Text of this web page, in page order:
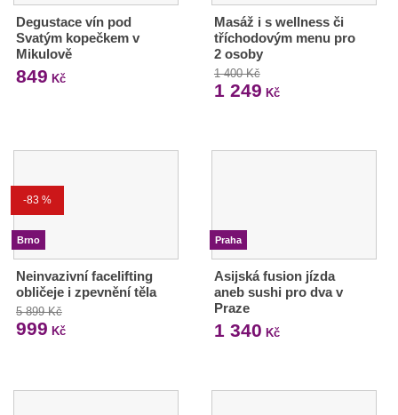
Degustace vín pod
Svatým kopečkem v
Mikulově
849 Kč
Masáž i s wellness či
tříchodovým menu pro
2 osoby
1 400 Kč
1 249 Kč
-83 %
Brno
Neinvazivní facelifting
obličeje i zpevnění těla
5 899 Kč
999 Kč
Praha
Asijská fusion jízda
aneb sushi pro dva v
Praze
1 340 Kč